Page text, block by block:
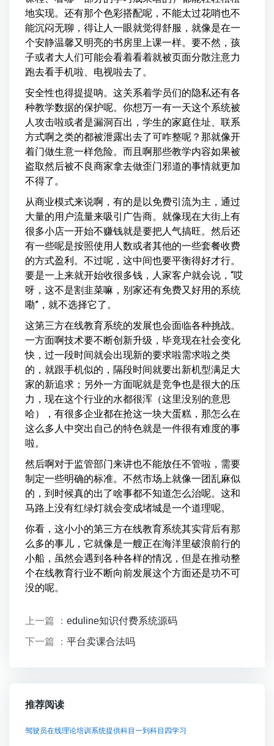
地实现。还有那个色彩搭配呢，不能太过花哨也不
能沉闷无聊，得让人一眼就觉得舒服，就像是在一
个安静温馨又明亮的书房里上课一样。要不然，孩
子或者大人们可能会看着看着就被页面分散注意力
跑去看手机啦、电视啦去了。
安全性也得提提呐。这关系着学员们的隐私还有各
种教学数据的保护呢。你想万一有一天这个系统被
人攻击啦或者是漏洞百出，学生的家庭住址、联系
方式啊之类的都被泄露出去了可咋整呢？那就像开
着门做生意一样危险。而且啊那些教学内容如果被
盗取然后被不良商家拿去做歪门邪道的事情就更加
不得了。
从商业模式来说啊，有的是以免费引流为主，通过
大量的用户流量来吸引广告商。就像现在大街上有
很多小店一开始不赚钱就是要把人气搞旺。然后还
有一些呢是按照使用人数或者其他的一些套餐收费
的方式盈利。不过呢，这中间也要平衡得好才行。
要是一上来就开始收很多钱，人家客户就会说，“哎
呀，这不是割韭菜嘛，别家还有免费又好用的系统
嘞”，就不选择它了。
这第三方在线教育系统的发展也会面临各种挑战。
一方面啊技术要不断创新升级，毕竟现在社会变化
快，过一段时间就会出现新的要求啦需求啦之类
的，就跟手机似的，隔段时间就要出新机型满足大
家的新追求；另外一方面呢就是竞争也是很大的压
力，现在这个行业的水都很浑（这里没别的意思
哈），有很多企业都在抢这一块大蛋糕，那怎么在
这么多人中突出自己的特色就是一件很有难度的事
啦。
然后啊对于监管部门来讲也不能放任不管啦，需要
制定一些明确的标准。不然市场上就像一团乱麻似
的，到时候真的出了啥事都不知道怎么治呢。这和
马路上没有红绿灯就会变成堵城是一个道理呢。
你看，这小小的第三方在线教育系统其实背后有那
么多的事儿，它就像是一艘正在海洋里破浪前行的
小船，虽然会遇到各种各样的情况，但是在推动整
个在线教育行业不断向前发展这个方面还是功不可
没的呢。
上一篇 ： eduline知识付费系统源码
下一篇 ： 平台卖课合法吗
推荐阅读
驾驶员在线理论培训系统提供科目一到科目四学习